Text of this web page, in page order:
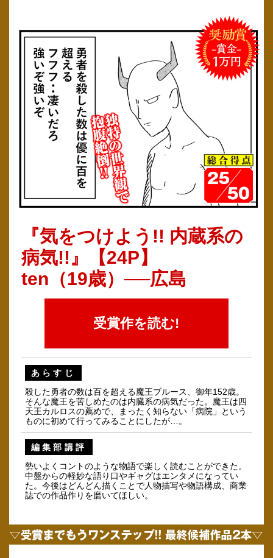
『気をつけよう!! 内蔵系の
病気!!』【24P】
ten（19歳）──広島
受賞作を読む!
あらすじ
殺した勇者の数は百を超える魔王ブルース、御年152歳。
そんな魔王を苦しめたのは内臓系の病気だった。魔王は四
天王カルロスの薦めで、まったく知らない「病院」という
ものに初めて行ってみることにしたが…。
編集部講評
勢いよくコントのような物語で楽しく読むことができた。
中盤からの軽妙な語り口やギャグはエンタメになってい
た。今後はどんどん描くことで人物描写や物語構成、商業
誌での作品作りを磨いてほしい。